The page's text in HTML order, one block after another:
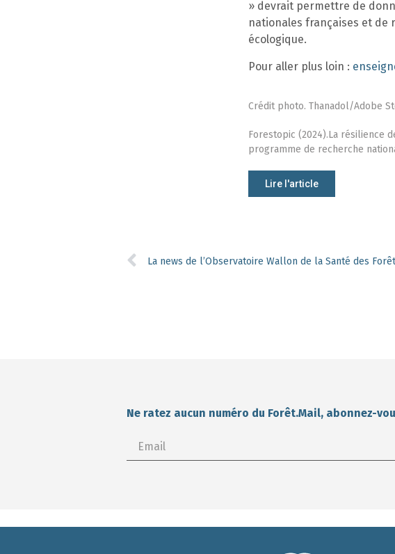
» devrait permettre de
nationales françaises et de
écologique.
Pour aller plus loin :
Crédit photo. Thanadol/Adobe
Forestopic (2024).La résilience
programme de recherche
Lire l'article
La news de l’Observatoire Wallon de la Santé des
Ne ratez aucun numéro du Forêt.Mail, abonnez-